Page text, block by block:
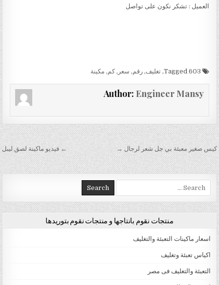
العميل : تشكر نكون على تواصل
603
,تغليف,رقم, سعر ,كم, مكينة
Author: Engineer Mansy
تصفّح المقالات ← فيديو ماكينة لصق ليبل كيس صغير معبئة بي جل شعر لرجال →
Search for:
منتجات نقوم بانتاجها و منتجات نقوم بتوريدها
اسعار ماكينات التعبئة والتغليف
اكياس تعبئة وتغليف
التعبئة والتغليف فى مصر